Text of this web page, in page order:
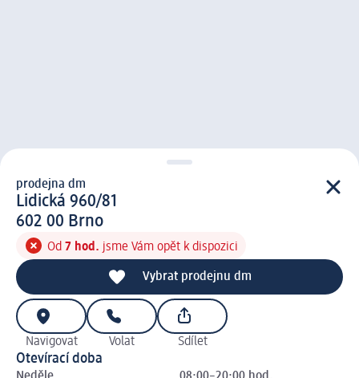
prodejna d m
prodejna dm
Lidická 960/81
6 0 2 0 0
602 00 Brno
Od 7 hod. jsme Vám opět k dispozici
Vybrat prodejnu dm
Navigovat Volat Sdílet
Otevírací doba